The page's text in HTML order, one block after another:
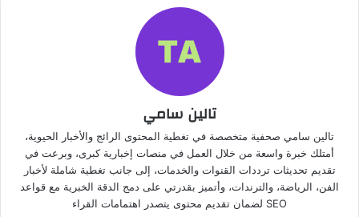
تالين سامي
تالين سامي صحفية متخصصة في تغطية المحتوى الرائج والأخبار الحيوية،
أمتلك خبرة واسعة من خلال العمل في منصات إخبارية كبرى، وبرعت في
تقديم تحديثات ترددات القنوات والخدمات، إلى جانب تغطية شاملة لأخبار
الفن، الرياضة، والترندات، وأتميز بقدرتي على دمج الدقة الخبرية مع قواعد
SEO لضمان تقديم محتوى يتصدر اهتمامات القراء